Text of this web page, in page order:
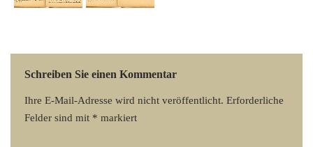
Schreiben Sie einen Kommentar
Ihre E-Mail-Adresse wird nicht veröffentlicht. Erforderliche
Felder sind mit * markiert